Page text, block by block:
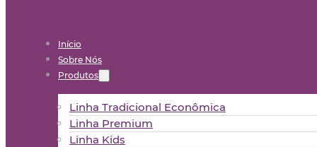
Início
Sobre Nós
Produtos
Linha Tradicional Econômica
Linha Premium
Linha Kids